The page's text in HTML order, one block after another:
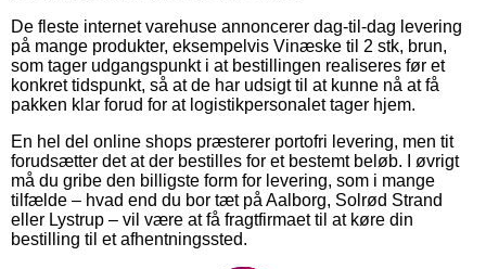
De fleste internet varehuse annoncerer dag-til-dag levering
på mange produkter, eksempelvis Vinæske til 2 stk, brun,
som tager udgangspunkt i at bestillingen realiseres før et
konkret tidspunkt, så at de har udsigt til at kunne nå at få
pakken klar forud for at logistikpersonalet tager hjem.
En hel del online shops præsterer portofri levering, men tit
forudsætter det at der bestilles for et bestemt beløb. I øvrigt
må du gribe den billigste form for levering, som i mange
tilfælde – hvad end du bor tæt på Aalborg, Solrød Strand
eller Lystrup – vil være at få fragtfirmaet til at køre din
bestilling til et afhentningssted.